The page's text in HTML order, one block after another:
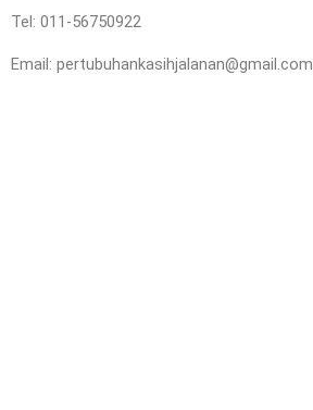
Tel: 011-56750922
Email: pertubuhankasihjalanan@gmail.com